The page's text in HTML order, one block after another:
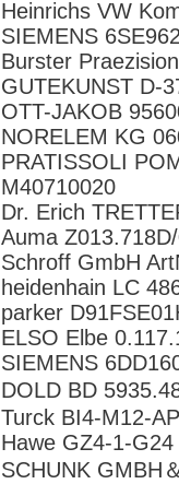
Heinrichs VW
SIEMENS
Burster
GUTEKUNST D-
OTT-JAKOB
NORELEM KG
PRATISSOLI
M40710020
Dr. Erich
Auma
Schroff GmbH
heidenhain LC
parker
ELSO Elbe
SIEMENS
DOLD BD
Turck BI4-M12-
Hawe GZ4-1-G24
SCHUNK GMBH